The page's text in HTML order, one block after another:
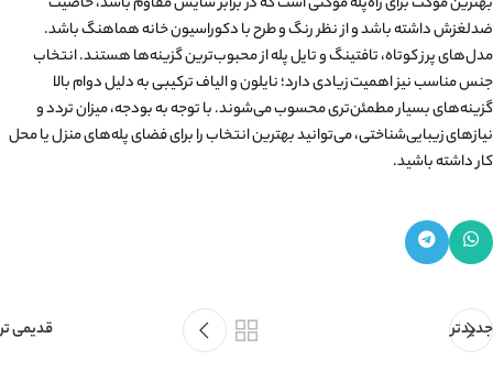
ضدلغزش داشته باشد و از نظر رنگ و طرح با دکوراسیون خانه هماهنگ باشد.
مدل‌های پرز کوتاه، تافتینگ و تایل پله از محبوب‌ترین گزینه‌ها هستند. انتخاب
جنس مناسب نیز اهمیت زیادی دارد؛ نایلون و الیاف ترکیبی به دلیل دوام بالا
گزینه‌های بسیار مطمئن‌تری محسوب می‌شوند. با توجه به بودجه، میزان تردد و
نیازهای زیبایی‌شناختی، می‌توانید بهترین انتخاب را برای فضای پله‌های منزل یا محل
کار داشته باشید.
جدیدتر قدیمی تر